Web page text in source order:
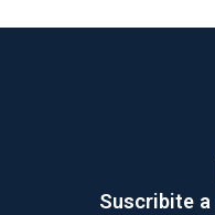
Suscribite